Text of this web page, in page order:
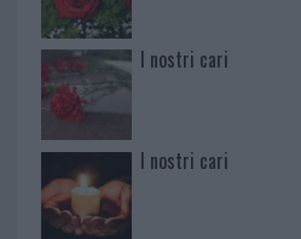
I nostri cari
I nostri cari